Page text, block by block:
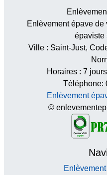
Enlèvement épave de
épaviste
Ville : Saint-Just,
Horaires : 7
Téléphone:
Enlèvement
©